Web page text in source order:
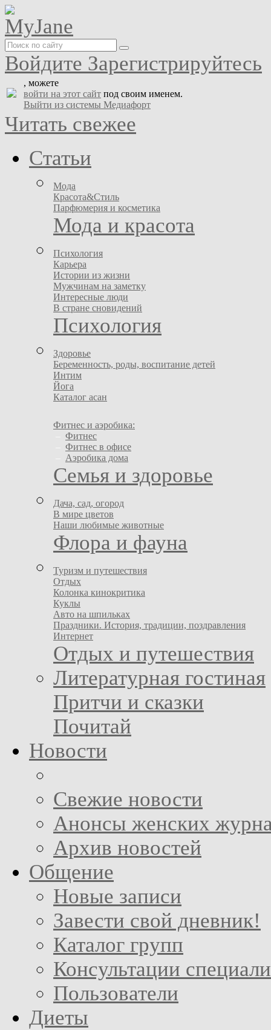
Войдите Зарегистрируйтесь
, можете
войти на этот сайт под своим именем.
Выйти из системы Медиафорт
Читать свежее
Статьи
Мода
Красота&Стиль
Парфюмерия и косметика
Мода и красота
Психология
Карьера
Истории из жизни
Мужчинам на заметку
Интересные люди
В стране сновидений
Психология
Здоровье
Беременность, роды, воспитание детей
Интим
Йога
Каталог асан
Фитнес и аэробика:
Фитнес
Фитнес в офисе
Аэробика дома
Семья и здоровье
Дача, сад, огород
В мире цветов
Наши любимые животные
Флора и фауна
Туризм и путешествия
Отдых
Колонка кинокритика
Куклы
Авто на шпильках
Праздники. История, традиции, поздравления
Интернет
Отдых и путешествия
Литературная гостиная
Притчи и сказки
Почитай
Новости
Свежие новости
Анонсы женских
Архив новостей
Общение
Новые записи
Завести свой дневник!
Каталог групп
Консультации
Пользователи
Диеты